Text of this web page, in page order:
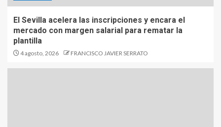
El Sevilla acelera las inscripciones y encara el
mercado con margen salarial para rematar la
plantilla
4 agosto, 2026 FRANCISCO JAVIER SERRATO